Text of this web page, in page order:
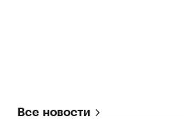
Все новости